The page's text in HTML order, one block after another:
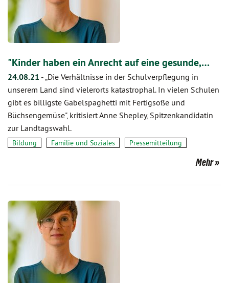
"Kinder haben ein Anrecht auf eine gesunde,…
24.08.21 -„Die Verhältnisse in der Schulverpflegung in
unserem Land sind vielerorts katastrophal. In vielen Schulen
gibt es billigste Gabelspaghetti mit Fertigsoße und
Büchsengemüse", kritisiert Anne Shepley, Spitzenkandidatin
zur Landtagswahl.
Bildung Familie und Soziales Pressemitteilung
Mehr